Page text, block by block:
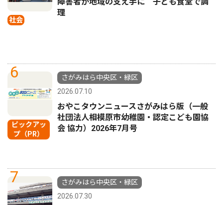
社会
理
6
ピックアッ
プ（PR）
さがみはら中央区・緑区
2026.07.10
おやこタウンニュースさがみはら版（一般
社団法人相模原市幼稚園・認定こども園協
会 協力）2026年7月号
7
さがみはら中央区・緑区
2026.07.30